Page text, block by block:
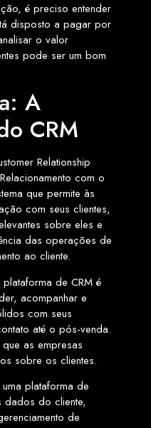
é preciso entender
disposto a pagar por
o valor
pode ser um bom
A
CRM
Relationship
com o
que permite às
com seus clientes,
sobre eles e
das operações de
ao cliente.
de CRM é
acompanhar e
com seus
até o pós-venda.
as empresas
sobre os clientes.
plataforma de
dados do cliente,
de